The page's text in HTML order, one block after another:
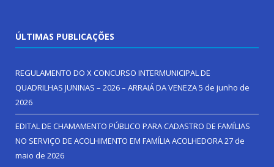
ÚLTIMAS PUBLICAÇÕES
REGULAMENTO DO X CONCURSO INTERMUNICIPAL DE
QUADRILHAS JUNINAS – 2026 – ARRAIÁ DA VENEZA5 de junho de
2026
EDITAL DE CHAMAMENTO PÚBLICO PARA CADASTRO DE FAMÍLIAS
NO SERVIÇO DE ACOLHIMENTO EM FAMÍLIA ACOLHEDORA27 de
maio de 2026